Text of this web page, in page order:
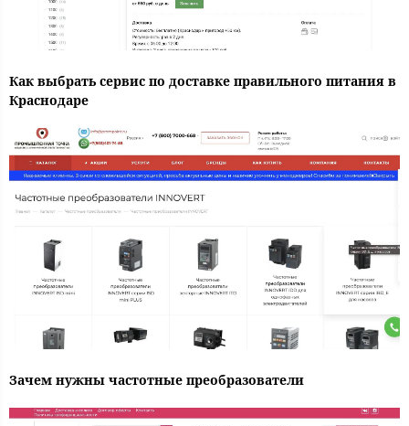
Как выбрать сервис по доставке правильного питания в
Краснодаре
Зачем нужны частотные преобразователи